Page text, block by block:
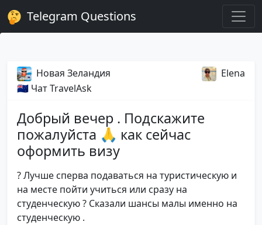
Telegram Questions
Новая Зеландия
🇳🇿 Чат TravelAsk
Elena
Добрый вечер . Подскажите
пожалуйста 🙏 как сейчас
оформить визу
? Лучше сперва подаваться на туристическую и
на месте пойти учиться или сразу на
студенческую ? Сказали шансы малы именно на
студенческую .